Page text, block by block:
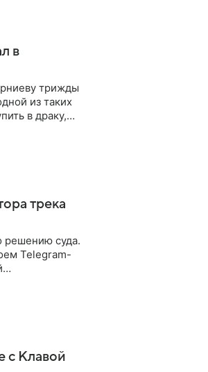
в
трижды
из таких
в драку,
трека
решению суда.
Telegram-
с Клавой